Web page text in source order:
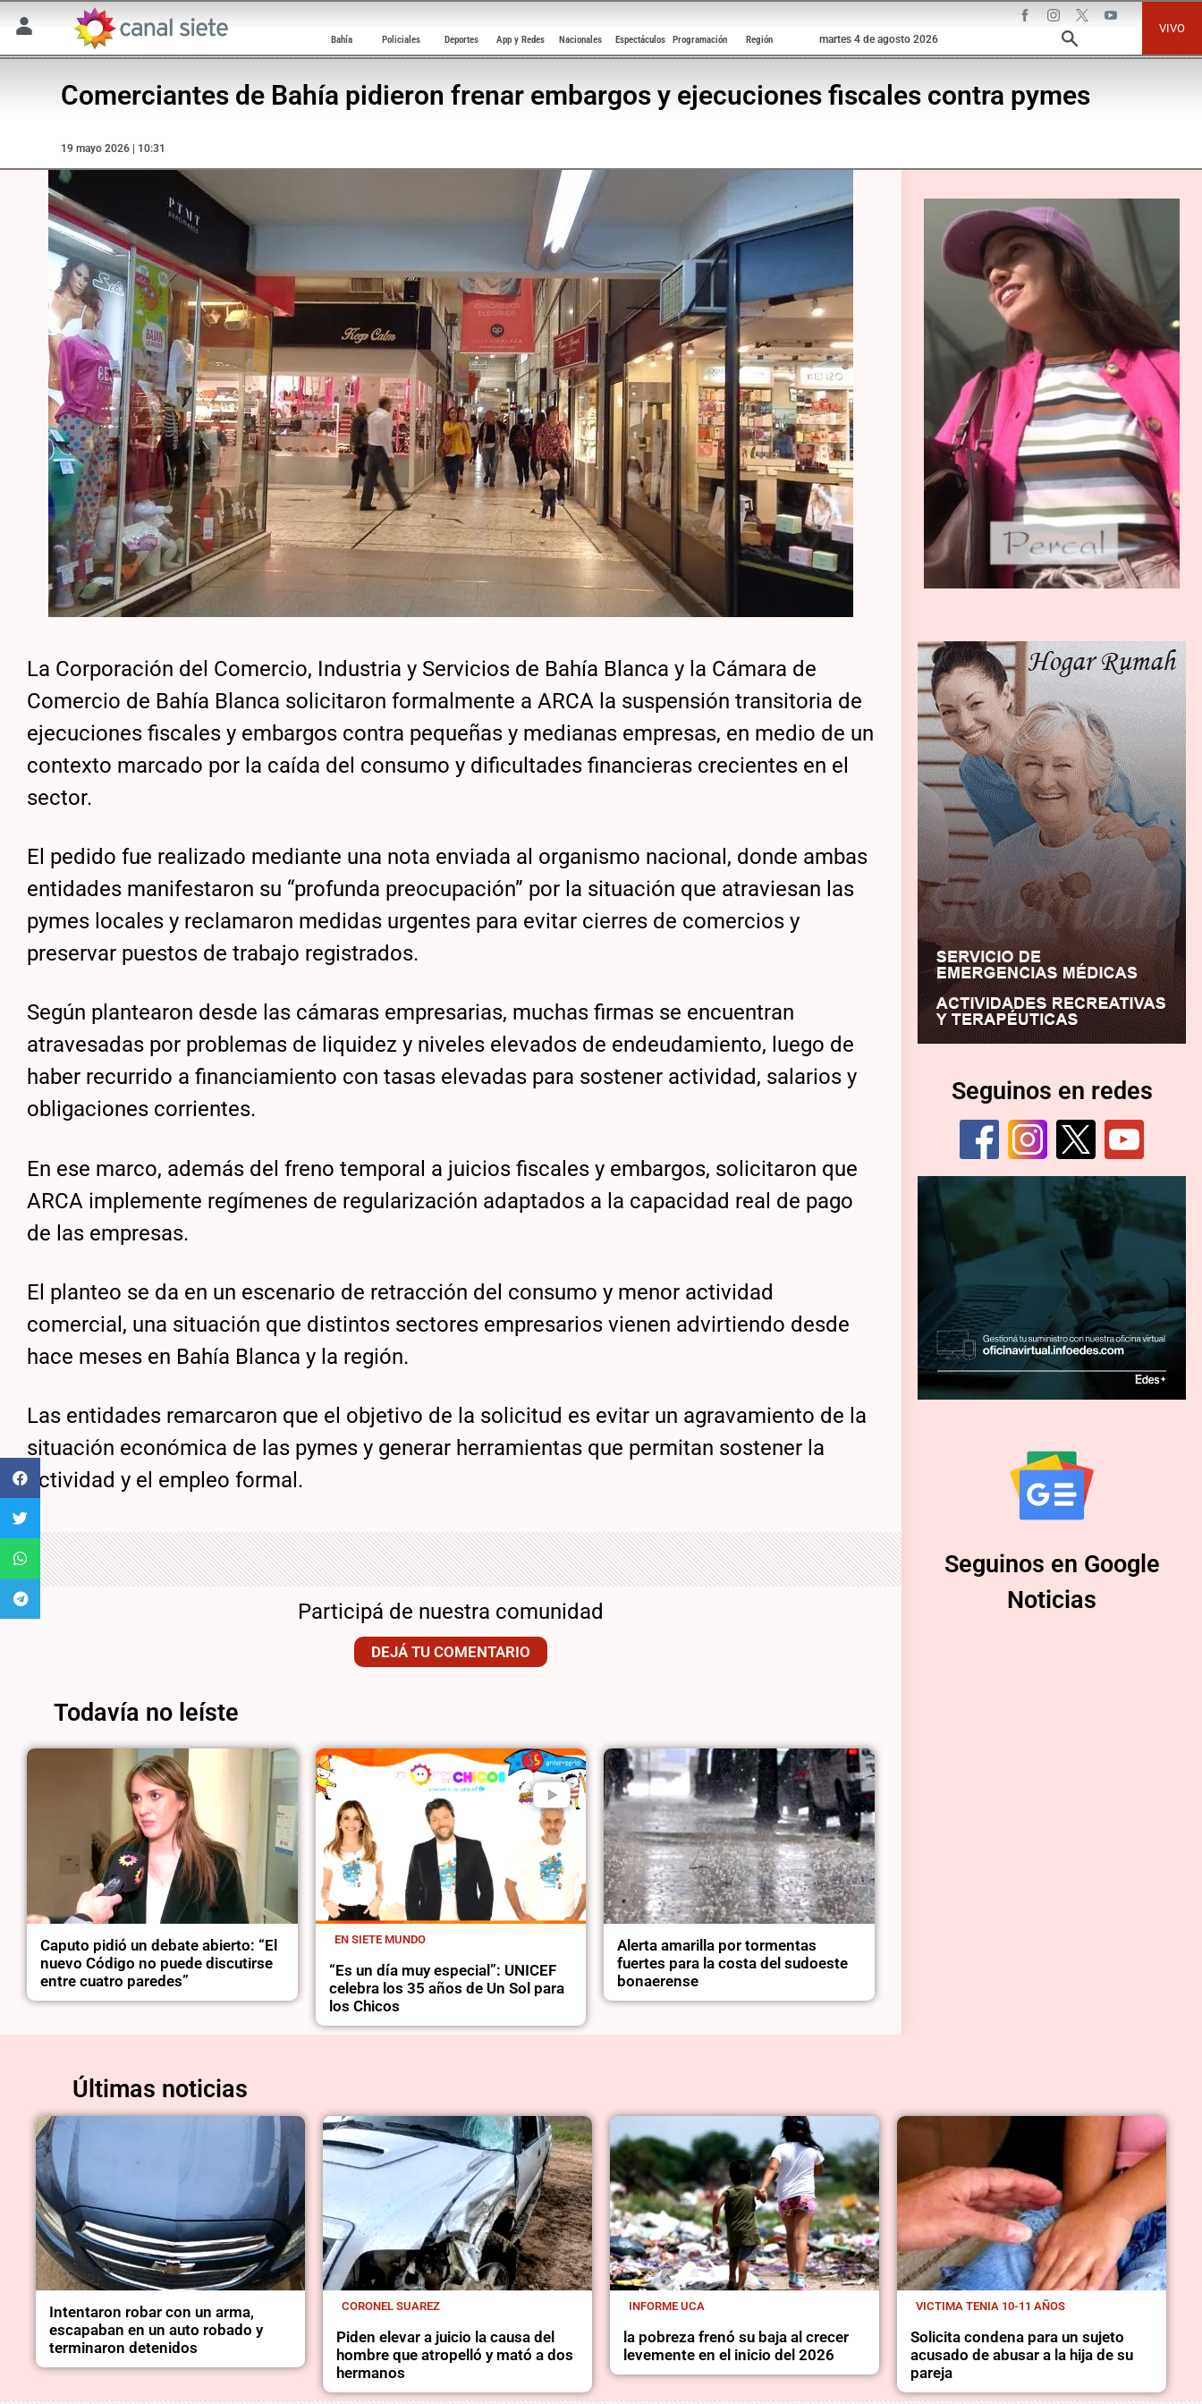
Bahía Policiales Deportes App y Redes Nacionales Espectáculos Programación Región martes 4 de agosto 2026
VIVO
Comerciantes de Bahía pidieron frenar embargos y ejecuciones fiscales contra pymes
19 mayo 2026 | 10:31
La Corporación del Comercio, Industria y Servicios de Bahía Blanca y la Cámara de
Comercio de Bahía Blanca solicitaron formalmente a ARCA la suspensión transitoria de
ejecuciones fiscales y embargos contra pequeñas y medianas empresas, en medio de un
contexto marcado por la caída del consumo y dificultades financieras crecientes en el
sector.
El pedido fue realizado mediante una nota enviada al organismo nacional, donde ambas
entidades manifestaron su “profunda preocupación” por la situación que atraviesan las
pymes locales y reclamaron medidas urgentes para evitar cierres de comercios y
preservar puestos de trabajo registrados.
Según plantearon desde las cámaras empresarias, muchas firmas se encuentran
atravesadas por problemas de liquidez y niveles elevados de endeudamiento, luego de
haber recurrido a financiamiento con tasas elevadas para sostener actividad, salarios y
obligaciones corrientes.
En ese marco, además del freno temporal a juicios fiscales y embargos, solicitaron que
ARCA implemente regímenes de regularización adaptados a la capacidad real de pago
de las empresas.
El planteo se da en un escenario de retracción del consumo y menor actividad
comercial, una situación que distintos sectores empresarios vienen advirtiendo desde
hace meses en Bahía Blanca y la región.
Las entidades remarcaron que el objetivo de la solicitud es evitar un agravamiento de la
situación económica de las pymes y generar herramientas que permitan sostener la
actividad y el empleo formal.
Participá de nuestra comunidad
DEJÁ TU COMENTARIO
Todavía no leíste
Caputo pidió un debate abierto: “El
nuevo Código no puede discutirse
entre cuatro paredes”
EN SIETE MUNDO
“Es un día muy especial”: UNICEF
celebra los 35 años de Un Sol para
los Chicos
Alerta amarilla por tormentas
fuertes para la costa del sudoeste
bonaerense
Seguinos en redes
Seguinos en Google
Noticias
Últimas noticias
Intentaron robar con un arma,
escapaban en un auto robado y
terminaron detenidos
CORONEL SUAREZ
Piden elevar a juicio la causa del
hombre que atropelló y mató a dos
hermanos
INFORME UCA
la pobreza frenó su baja al crecer
levemente en el inicio del 2026
VICTIMA TENIA 10-11 AÑOS
Solicita condena para un sujeto
acusado de abusar a la hija de su
pareja